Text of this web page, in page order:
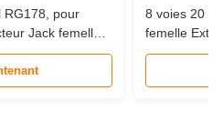
RG178, pour
Jack femelle
en queue de
8 voies 20
femelle
câble